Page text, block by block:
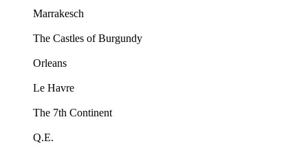
Marrakesch
The Castles of Burgundy
Orleans
Le Havre
The 7th Continent
Q.E.